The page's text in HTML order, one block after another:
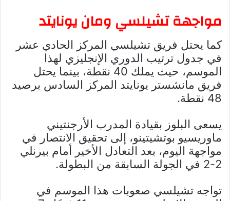
مواجهة تشيلسي ومان يونايتد
كما يحتل فريق تشيلسي المركز الحادي عشر
في جدول ترتيب الدوري الإنجليزي لهذا
الموسم، حيث يملك 40 نقطة، بينما يحتل
فريق مانشستر يونايتد المركز السادس برصيد
48 نقطة.
يسعى البلوز بقيادة المدرب الأرجنتيني
ماوريسيو بوتشيتينو، إلى تحقيق الانتصار في
مواجهة اليوم، بعد التعادل الأخير أمام بيرنلي
2-2 في الجولة السابقة من البطولة.
تواجه تشيلسي صعوبات هذا الموسم في